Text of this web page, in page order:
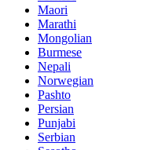
Maori
Marathi
Mongolian
Burmese
Nepali
Norwegian
Pashto
Persian
Punjabi
Serbian